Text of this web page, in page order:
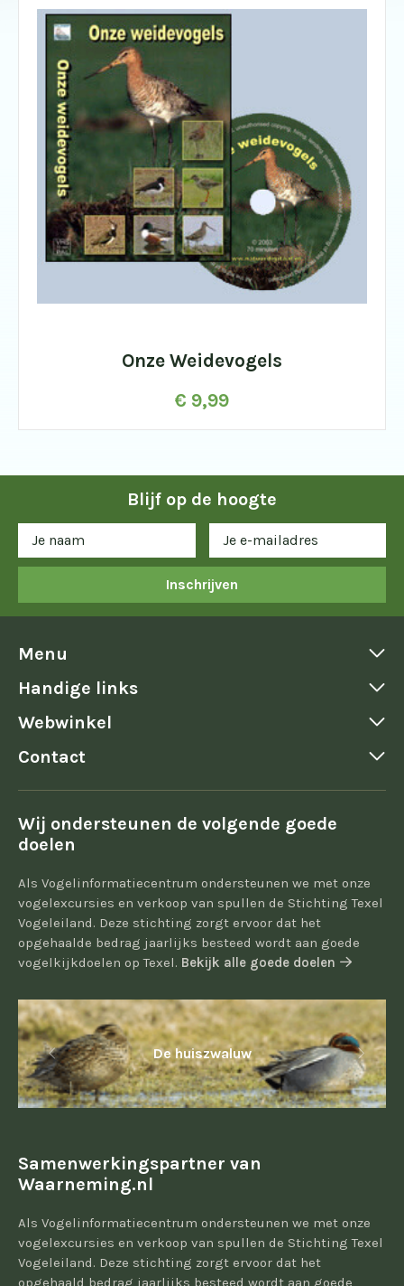
Onze Weidevogels
€ 9,99
Blijf op de hoogte
Inschrijven
Menu
Handige links
Webwinkel
Contact
Wij ondersteunen de volgende goede
doelen
Als Vogelinformatiecentrum ondersteunen we met onze
vogelexcursies en verkoop van spullen de Stichting Texel
Vogeleiland. Deze stichting zorgt ervoor dat het
opgehaalde bedrag jaarlijks besteed wordt aan goede
vogelkijkdoelen op Texel. Bekijk alle goede doelen
De huiszwaluw
Samenwerkingspartner van
Waarneming.nl
Als Vogelinformatiecentrum ondersteunen we met onze
vogelexcursies en verkoop van spullen de Stichting Texel
Vogeleiland. Deze stichting zorgt ervoor dat het
opgehaald bedrag jaarlijks besteed wordt aan goede